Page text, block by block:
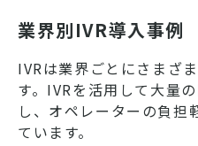
業界別IVR導入事例
IVRは業界ごとにさまざ
す。IVRを活用して大量
し、オペレーターの負担
ています。